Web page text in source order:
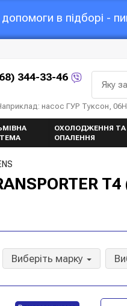
в підборі -
344-33-46
Яку
насос ГУР Туксон,
ОХОЛОДЖЕННЯ ТА
ОПАЛЕННЯ
Виберіть марку